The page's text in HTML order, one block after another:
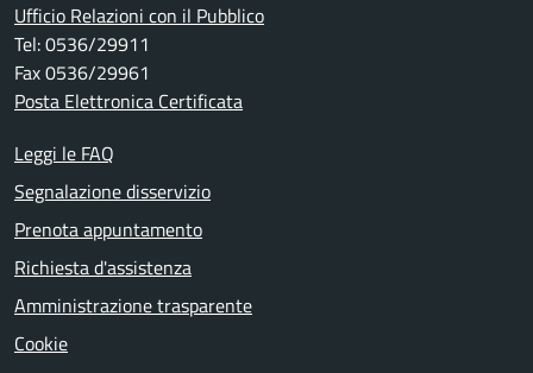
Ufficio Relazioni con il Pubblico
Tel: 0536/29911
Fax 0536/29961
Posta Elettronica Certificata
Leggi le FAQ
Segnalazione disservizio
Prenota appuntamento
Richiesta d'assistenza
Amministrazione trasparente
Cookie